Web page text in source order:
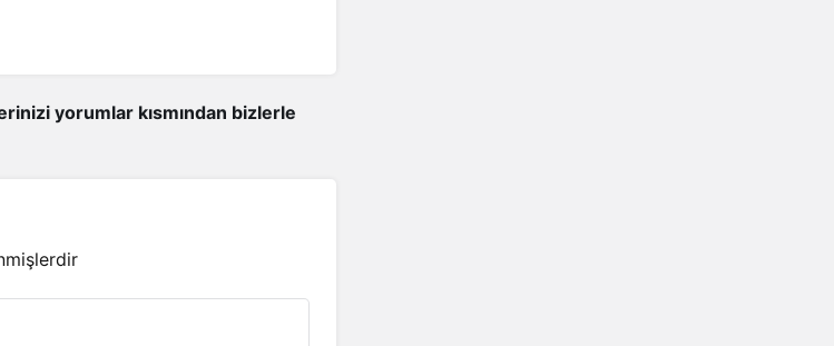
yorumlar kısmından bizlerle